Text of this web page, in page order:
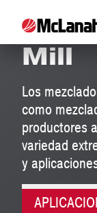
Mill
Los
como
productores
variedad
y